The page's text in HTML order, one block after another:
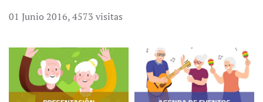
01 Junio 2016,4573 visitas